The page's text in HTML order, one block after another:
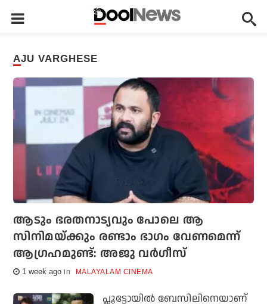
AJU VARGHESE
ആടും ഭരതനാട്യവും പോലെ ആ
സിനിമയ്ക്കും രണ്ടാം ഭാഗം വേണമെന്ന്
ആഗ്രഹമുണ്ട്: അജു വർഗീസ്
1 week ago MALAYALAM CINEMA
പ്ലൂട്ടോയിൽ ബേസിലിനെയാണ്